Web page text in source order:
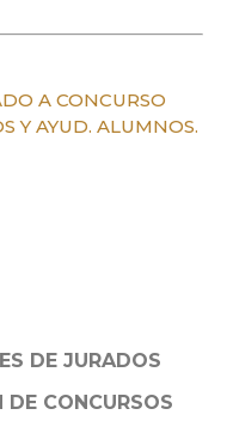
A CONCURSO
Y AYUD. ALUMNOS.
DE JURADOS
DE CONCURSOS